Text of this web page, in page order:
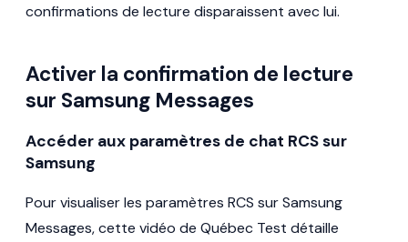
confirmations de lecture disparaissent avec lui.
Activer la confirmation de lecture
sur Samsung Messages
Accéder aux paramètres de chat RCS sur
Samsung
Pour visualiser les paramètres RCS sur Samsung
Messages, cette vidéo de Québec Test détaille